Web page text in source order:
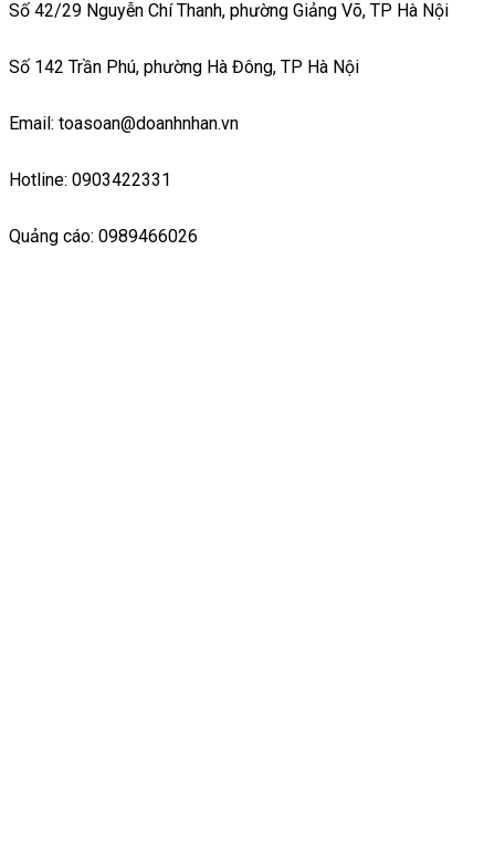
Số 42/29 Nguyễn Chí Thanh, phường Giảng Võ, TP Hà Nội
Số 142 Trần Phú, phường Hà Đông, TP Hà Nội
Email: toasoan@doanhnhan.vn
Hotline: 0903422331
Quảng cáo: 0989466026